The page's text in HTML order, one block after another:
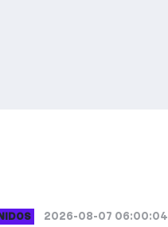
2026-08-07 06:00:04